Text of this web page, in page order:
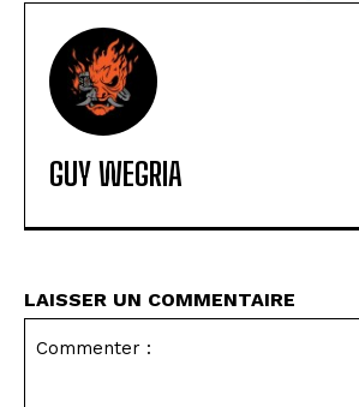
GUY WEGRIA
LAISSER UN COMMENTAIRE